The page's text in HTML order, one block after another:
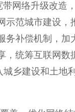
带网络升级改造
示范城市建设，
务补偿机制，加
，统筹互联网数
乡建设和土地